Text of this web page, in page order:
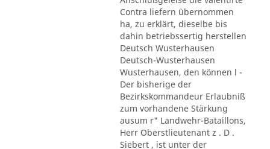
Contra liefern übernommen
ha, zu erklärt, dieselbe bis
dahin betriebssertig herstellen
Deutsch Wusterhausen
Deutsch-Wusterhausen
Wusterhausen, den können l -
Der bisherige der
Bezirkskommandeur Erlaubniß
zum vorhandene Stärkung
ausum r" Landwehr-Bataillons,
Herr Oberstlieutenant z . D .
Siebert , ist unter der